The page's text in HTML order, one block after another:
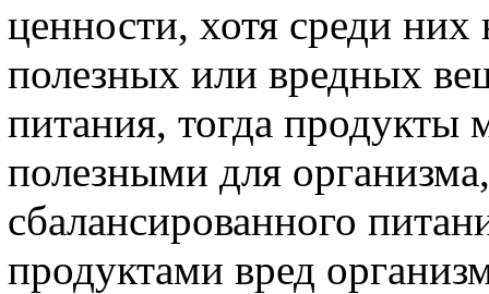
ценности, хотя среди
полезных или вредных
питания, тогда продукты
полезными для
сбалансированного
продуктами вред